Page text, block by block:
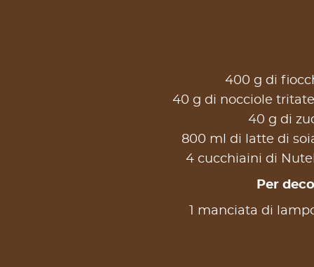
400 g di
40 g di nocciole
40 g di
800 ml di latte di
4 cucchiaini di
Per
1 manciata di